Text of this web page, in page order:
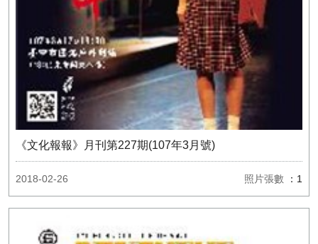
《文化報報》月刊第227期(107年3月號)
2018-02-26 照片張數 ：1